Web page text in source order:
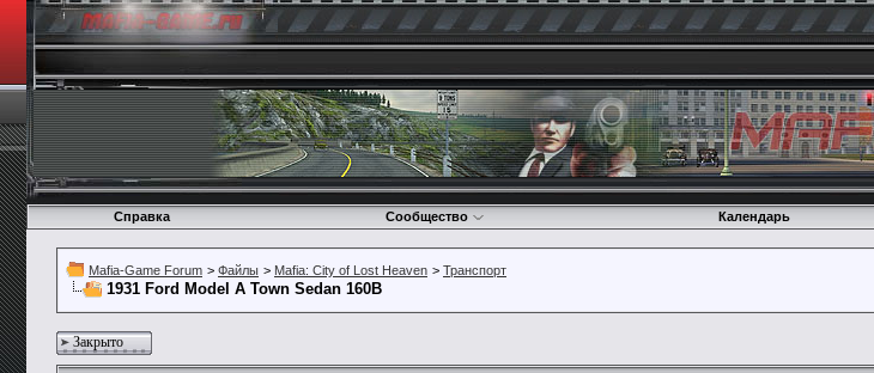
Справка Сообщество Календарь
Mafia-Game Forum > Файлы > Mafia: City of Lost Heaven > Транспорт
1931 Ford Model A Town Sedan 160B
Закрыто